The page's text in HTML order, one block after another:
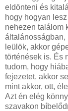
eldönteni és
hogy hogyan
nehezen találom
általánosságban,
leülök, akkor
történések is. És
tudom, hogy
fejezetet, akkor
mint akkor, ott,
Azt én elég
szavakon